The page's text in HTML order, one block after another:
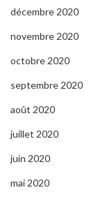
décembre 2020
novembre 2020
octobre 2020
septembre 2020
août 2020
juillet 2020
juin 2020
mai 2020